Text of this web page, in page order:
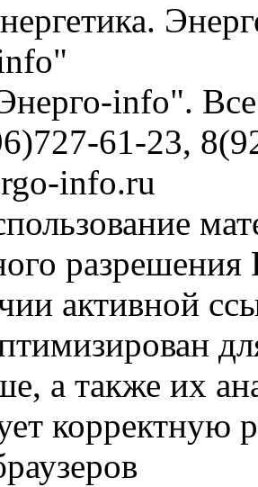
info".
61-23,
info.ru
разрешения
активной
а также их
корректную